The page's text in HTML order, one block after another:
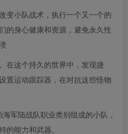
变小队战术，执行一个又一个的
的身心健康和资源，避免永久性
在这个持久的世界中，发现捷
置运动跟踪器，在对抗这些怪物
军陆战队职业类别组成的小队，
的能力和武器。